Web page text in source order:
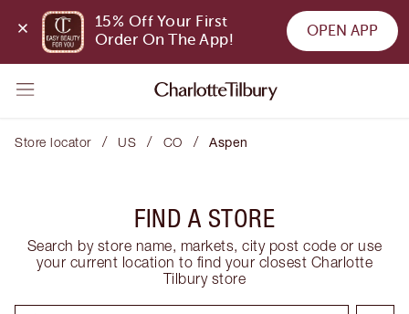
15% Off Your First
Order On The App!
OPEN APP
Store locator / US / CO / Aspen
FIND A STORE
Search by store name, markets, city post code or use
your current location to find your closest Charlotte
Tilbury store